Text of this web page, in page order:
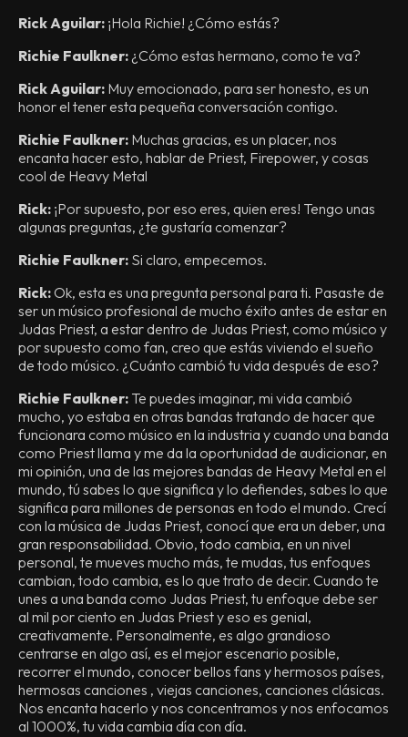
Rick Aguilar: ¡Hola Richie! ¿Cómo estás?
Richie Faulkner:¿Cómo estas hermano, como te va?
Rick Aguilar: Muy emocionado, para ser honesto, es un
honor el tener esta pequeña conversación contigo.
Richie Faulkner: Muchas gracias, es un placer, nos
encanta hacer esto, hablar de Priest, Firepower, y cosas
cool de Heavy Metal
Rick: ¡Por supuesto, por eso eres, quien eres! Tengo unas
algunas preguntas, ¿te gustaría comenzar?
Richie Faulkner: Si claro, empecemos.
Rick:Ok, esta es una pregunta personal para ti. Pasaste de
ser un músico profesional de mucho éxito antes de estar en
Judas Priest, a estar dentro de Judas Priest, como músico y
por supuesto como fan, creo que estás viviendo el sueño
de todo músico. ¿Cuánto cambió tu vida después de eso?
Richie Faulkner: Te puedes imaginar, mi vida cambió
mucho, yo estaba en otras bandas tratando de hacer que
funcionara como músico en la industria y cuando una banda
como Priest llama y me da la oportunidad de audicionar, en
mi opinión, una de las mejores bandas de Heavy Metal en el
mundo, tú sabes lo que significa y lo defiendes, sabes lo que
significa para millones de personas en todo el mundo. Crecí
con la música de Judas Priest, conocí que era un deber, una
gran responsabilidad. Obvio, todo cambia, en un nivel
personal, te mueves mucho más, te mudas, tus enfoques
cambian, todo cambia, es lo que trato de decir. Cuando te
unes a una banda como Judas Priest, tu enfoque debe ser
al mil por ciento en Judas Priest y eso es genial,
creativamente. Personalmente, es algo grandioso
centrarse en algo así, es el mejor escenario posible,
recorrer el mundo, conocer bellos fans y hermosos países,
hermosas canciones , viejas canciones, canciones clásicas.
Nos encanta hacerlo y nos concentramos y nos enfocamos
al 1000%, tu vida cambia día con día.